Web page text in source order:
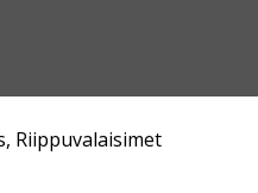
, Riippuvalaisimet